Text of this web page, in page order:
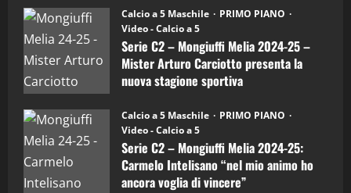
Calcio a 5 Maschile
PRIMO PIANO
Video - Calcio a 5
Serie C2 – Mongiuffi Melia 2024-25 –
Mister Arturo Carciotto presenta la
nuova stagione sportiva
Calcio a 5 Maschile
PRIMO PIANO
Video - Calcio a 5
Serie C2 – Mongiuffi Melia 2024-25:
Carmelo Intelisano “nel mio animo ho
ancora voglia di vincere”
5
“SportEmpire” in Podcast: 26^ Puntata
(Martedi 07 Aprile 2026)
08/04/2026
“SportEmpire” in Podcast: 30^ Puntata
(Martedi 05 Maggio 2026)
08/05/2026